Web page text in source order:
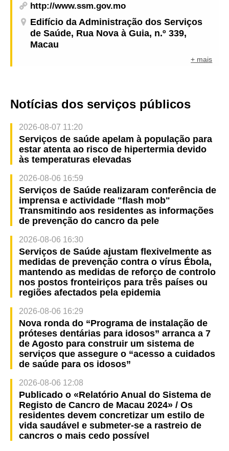
http://www.ssm.gov.mo
Edifício da Administração dos Serviços
de Saúde, Rua Nova à Guia, n.º 339,
Macau
+ mais
Notícias dos serviços públicos
2026-08-07 11:20
Serviços de saúde apelam à população para
estar atenta ao risco de hipertermia devido
às temperaturas elevadas
2026-08-06 16:59
Serviços de Saúde realizaram conferência de
imprensa e actividade "flash mob"
Transmitindo aos residentes as informações
de prevenção do cancro da pele
2026-08-06 16:30
Serviços de Saúde ajustam flexivelmente as
medidas de prevenção contra o vírus Ébola,
mantendo as medidas de reforço de controlo
nos postos fronteiriços para três países ou
regiões afectados pela epidemia
2026-08-06 16:29
Nova ronda do “Programa de instalação de
próteses dentárias para idosos” arranca a 7
de Agosto para construir um sistema de
serviços que assegure o “acesso a cuidados
de saúde para os idosos”
2026-08-06 12:08
Publicado o «Relatório Anual do Sistema de
Registo de Cancro de Macau 2024» / Os
residentes devem concretizar um estilo de
vida saudável e submeter-se a rastreio de
cancros o mais cedo possível